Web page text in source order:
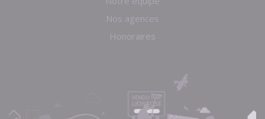
Nos agences
Honoraires